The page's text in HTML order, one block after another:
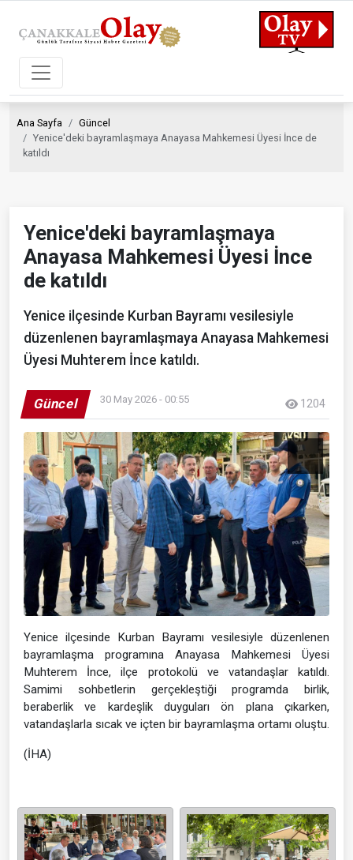
Ana Sayfa
Güncel
Yenice'deki bayramlaşmaya Anayasa Mahkemesi Üyesi İnce de
katıldı
Yenice'deki bayramlaşmaya
Anayasa Mahkemesi Üyesi İnce
de katıldı
Yenice ilçesinde Kurban Bayramı vesilesiyle
düzenlenen bayramlaşmaya Anayasa Mahkemesi
Üyesi Muhterem İnce katıldı.
Güncel 30 May 2026 - 00:55 1204
Yenice ilçesinde Kurban Bayramı vesilesiyle düzenlenen
bayramlaşma programına Anayasa Mahkemesi Üyesi
Muhterem İnce, ilçe protokolü ve vatandaşlar katıldı.
Samimi sohbetlerin gerçekleştiği programda birlik,
beraberlik ve kardeşlik duyguları ön plana çıkarken,
vatandaşlarla sıcak ve içten bir bayramlaşma ortamı oluştu.
(İHA)